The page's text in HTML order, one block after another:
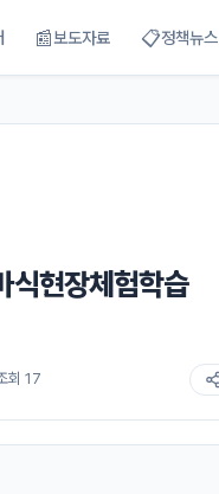
📰보도자료 📋정책뉴스
현장체험학습
회 17